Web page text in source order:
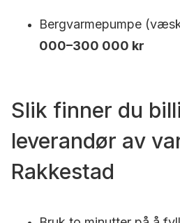
Bergvarmepumpe
000–300 000 kr
Slik finner du
leverandør av
Rakkestad